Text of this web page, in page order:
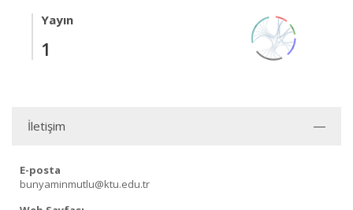
Yayın
1
İletişim
E-posta
bunyaminmutlu@ktu.edu.tr